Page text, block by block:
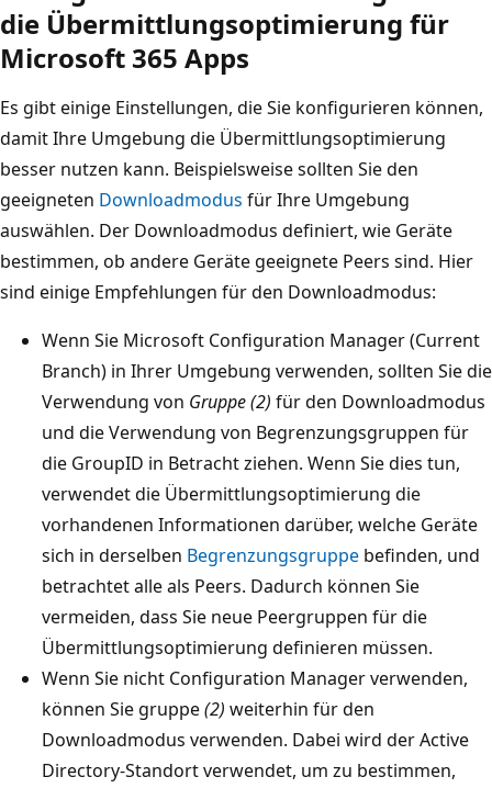
die Übermittlungsoptimierung für
Microsoft 365 Apps
Es gibt einige Einstellungen, die Sie konfigurieren können,
damit Ihre Umgebung die Übermittlungsoptimierung
besser nutzen kann. Beispielsweise sollten Sie den
geeigneten Downloadmodus für Ihre Umgebung
auswählen. Der Downloadmodus definiert, wie Geräte
bestimmen, ob andere Geräte geeignete Peers sind. Hier
sind einige Empfehlungen für den Downloadmodus:
Wenn Sie Microsoft Configuration Manager (Current
Branch) in Ihrer Umgebung verwenden, sollten Sie die
Verwendung von Gruppe (2) für den Downloadmodus
und die Verwendung von Begrenzungsgruppen für
die GroupID in Betracht ziehen. Wenn Sie dies tun,
verwendet die Übermittlungsoptimierung die
vorhandenen Informationen darüber, welche Geräte
sich in derselben Begrenzungsgruppe befinden, und
betrachtet alle als Peers. Dadurch können Sie
vermeiden, dass Sie neue Peergruppen für die
Übermittlungsoptimierung definieren müssen.
Wenn Sie nicht Configuration Manager verwenden,
können Sie gruppe(2) weiterhin für den
Downloadmodus verwenden. Dabei wird der Active
Directory-Standort verwendet, um zu bestimmen,